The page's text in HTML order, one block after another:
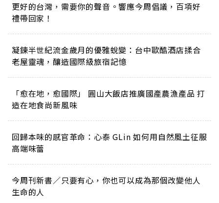
李安：孝順是個過時的觀念，我
從不教孩子「孝順」，只教他愛
更好的台灣，需要你的聲音。響應今周倡議，百項好
禮帶回家！
凝鍊半世紀流金歲月的優雅蛻變：台中歐酷酒店揉合
老屋靈魂，釀造國際級旅宿記憶
「愈在地，愈國際」 圓山大飯店推廣國產農漁產品 打
造在地食尚新風味
回歸本味的感官革命：心泰 GLin 如何用自然風土征服
高端味蕾
今周刊新書／只要有心，你也可以成為那個改變他人
生命的人